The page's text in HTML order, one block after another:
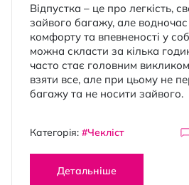
Відпустка – це про легкість,
зайвого багажу, але
комфорту та впевненості у
можна скласти за кілька
часто стає головним
взяти все, але при цьому не
багажу та не носити зайвого.
Категорія: #Чекліст
Детальніше